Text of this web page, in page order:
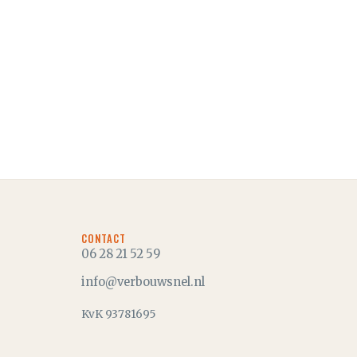
CONTACT
06 28 21 52 59
info@verbouwsnel.nl
KvK 93781695